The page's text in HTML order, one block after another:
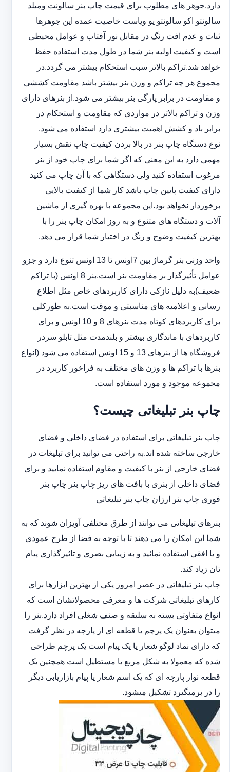
دارد.جوهر های مطلوب برای قیمت چاپ بنر سالونت ‏و‏‏میلد
سالونت‎و ‎‏اکو سالونت‎‎‏و یو وی‎‏است خاصیت عمده این ‏جوهرها
ثبات و عدم افت رنگ در مقابل نور آفتاب و عوامل محیطی
است و کیفیت اولیه بنر شما در طول مدت استفاده حفظ
خواهد شد.‎تراکم بالاتر سبب استحکام بیشتر می گردد.در
مجموع هر چه تراکم و وزن بنر بیشتر باشد مقاومت کششی
و مقاومت در ‏برابر پارگی بنر بیشتر می شود.از بنرهای دارای
وزن و تراکم بالاتر در مواردی که مقاومت و استحکام در
برابر باد و ‏کشش اهمیت بیشتری دارد استفاده می شود‎.‎
نوع دستگاه چاپ بنر در بالا بردن کیفیت چاپ نقش بسیار
مهمی دارد به این معنی که اگر شما برای چاپ خود از بنر
‏مرغوب استفاده کنید ولی دستگاهی که با آن چاپ می کنید
دارای کیفیت پایین چاپ باشد کار شما از کیفیت بالایی
برخوردار ‏نخواهد بود.این مجموعه با بهره گیری از ماشین
آلات و دستگاه های متنوع و به روز امکان چاپ بنر را با
بهترین کیفیت ‏وضوح و رنگ در اختیار شما قرار می دهد.‏‎
واحد وزنی بنر گرماژ بین ‏‎7‎‏اونس تا 13 اونس تنوع دارد و جزو
عوامل تأثیرگذار بر مقاومت بنر است.بنر 8 اونس (با ‏تراکم
ضعیف)به دلیل نازکی دارای کاربردهای خاص مثل اطلاع
رسانی و اعلامیه های مناسبتی و موقت است.به طورکلی
‏برای کاربردهای کوتاه مدت بنرهای 8 و 10 اونس و برای
کاربردهای با ماندگاری بیشتر و بلندمدت مثل تابلو سردر
‏فروشگاه ها از بنرهای 13 و 15 اونس استفاده می شود (انواع
بنرها با تراکم ها و وزن های مختلف به فراخور کاربرد در
‏مجموعه موجود و مورد استفاده است.
چاپ بنر تبلیغاتی چیست؟
چاپ بنر تبلیغاتی برای استفاده در فضای داخلی و فضای
خارجی ساخته شده اند.به راحتی می توانید برای تبلیغات در
فضای خارجی از بنر با کیفیت و مقاوم استفاده نمایید و برای
فضای داخلی از بنری با بافت های ریز چاپ بنر چاپ بنر
فوری چاپ بنر ارزان چاپ بنر تبلیغاتی
بنرهای تبلیغاتی می توانند از طرق مختلفی آویزان شوند که به
شما این امکان را می دهند تا با توجه به فضا از طرح عمودی
و یا افقی استفاده نمائید و به زییایی بصری و تاثیرگذاری پیام
تان زیاد کند.
چاپ بنر تبلیغاتی در عصر امروز یکی از بهترین ابزارها برای
کارهای تبلیغاتی شرکت ها و معرفی محصولاتشان است که
انواع متفاوتی بسته به سلیقه و صنف شغلی افراد دارد.بنر را
میتوان بعنوان یک پرچم یا قطعه ای از پارچه در نظر گرفت
که دارای نماد لوگو شعار یا یک پیام است یک پرچم طراحی
شده که معمولا به شکل مربع یا مستطیل است همچنین یک
قطعه نوار پارچه ای که یک اسم شعار یا پیام بازاریابی دیگر
را در برمیگیرد تشکیل میشود.